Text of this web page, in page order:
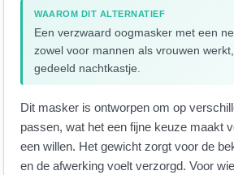
WAAROM DIT ALTERNATIEF
Een verzwaard oogmasker met een
zowel voor mannen als vrouwen
gedeeld nachtkastje.
Dit masker is ontworpen om op
passen, wat het een fijne keuze maakt
een willen. Het gewicht zorgt voor de
en de afwerking voelt verzorgd. Voor